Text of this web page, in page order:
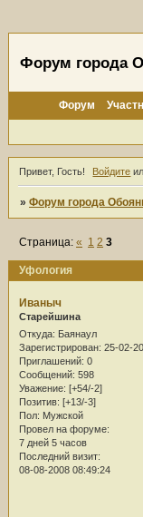
Форум города
Форум
Привет, Гость! Войдите
»Форум города
Уфология
Страница:« 1 2 3
Иваныч
Старейшина
Откуда: Баянаул
Зарегистрирован: 25-02-
Приглашений: 0
Сообщений: 598
Уважение: [+54/-2]
Позитив: [+13/-3]
Пол: Мужской
Провел на форуме:
7 дней 5 часов
Последний визит:
08-08-2008 08:49:24